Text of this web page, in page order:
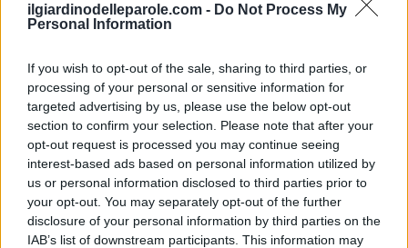
ilgiardinodelleparole.com - Do Not Process My
Personal Information
If you wish to opt-out of the sale, sharing to third parties, or
processing of your personal or sensitive information for
targeted advertising by us, please use the below opt-out
section to confirm your selection. Please note that after your
opt-out request is processed you may continue seeing
interest-based ads based on personal information utilized by
us or personal information disclosed to third parties prior to
your opt-out. You may separately opt-out of the further
disclosure of your personal information by third parties on the
IAB’s list of downstream participants. This information may
Inserisci tutte le lettere del puzzle:
Inserisci
tutte
Ricerca